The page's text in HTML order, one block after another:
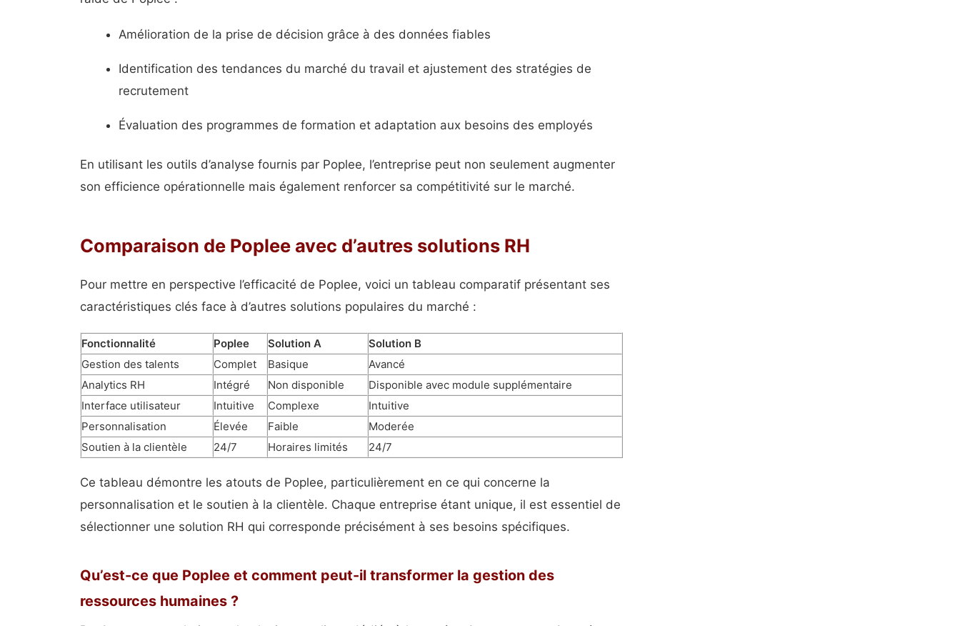
Amélioration de la prise de décision grâce à des données fiables
Identification des tendances du marché du travail et ajustement des stratégies de
recrutement
Évaluation des programmes de formation et adaptation aux besoins des employés
En utilisant les outils d’analyse fournis par Poplee, l’entreprise peut non seulement augmenter
son efficience opérationnelle mais également renforcer sa compétitivité sur le marché.
Comparaison de Poplee avec d’autres solutions RH
Pour mettre en perspective l’efficacité de Poplee, voici un tableau comparatif présentant ses
caractéristiques clés face à d’autres solutions populaires du marché :
Fonctionnalité Poplee Solution A
Solution B
Gestion des talents
Complet Basique
Avancé
Analytics RH
Intégré Non disponible
Disponible avec module supplémentaire
Interface utilisateur
Intuitive Complexe
Intuitive
Personnalisation
Élevée Faible
Moderée
Soutien à la clientèle
24/7 Horaires limités 24/7
Ce tableau démontre les atouts de Poplee, particulièrement en ce qui concerne la
personnalisation et le soutien à la clientèle. Chaque entreprise étant unique, il est essentiel de
sélectionner une solution RH qui corresponde précisément à ses besoins spécifiques.
Qu’est-ce que Poplee et comment peut-il transformer la gestion des
ressources humaines ?